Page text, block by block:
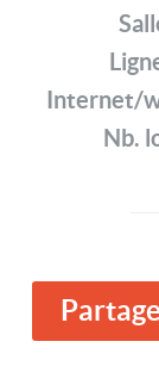
Internet/
Nb.